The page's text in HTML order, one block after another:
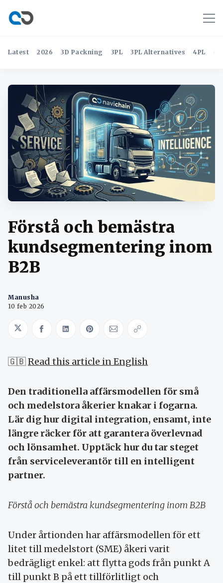
Latest 2026 3D Packning 3PL 3PL Alternatives 4PL
Förstå och bemästra
kundsegmentering inom
B2B
Manusha
10 feb 2026
Share on Twitter
Share on Facebook
Share on LinkedIn
Share on Pinterest
Share via Email
Copy link
🇬🇧Read this article in English
Den traditionella affärsmodellen för små
och medelstora åkerier knakar i fogarna.
Lär dig hur digital integration, ensamt, inte
längre räcker för att garantera överlevnad
och lönsamhet. Upptäck hur du tar steget
från serviceleverantör till en intelligent
partner.
Förstå och bemästra kundsegmentering inom B2B
Under årtionden har affärsmodellen för ett
litet till medelstort (SME) åkeri varit
bedrägligt enkel: att flytta gods från punkt A
till punkt B på ett tillförlitligt och